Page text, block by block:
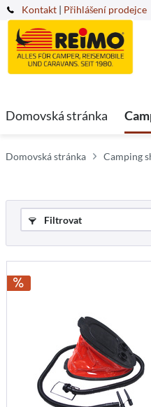
Kontakt | Přihlášení prodejce
Domovská stránka
Domovská stránka Camping
Filtrovat